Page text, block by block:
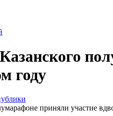
году
приняли участие